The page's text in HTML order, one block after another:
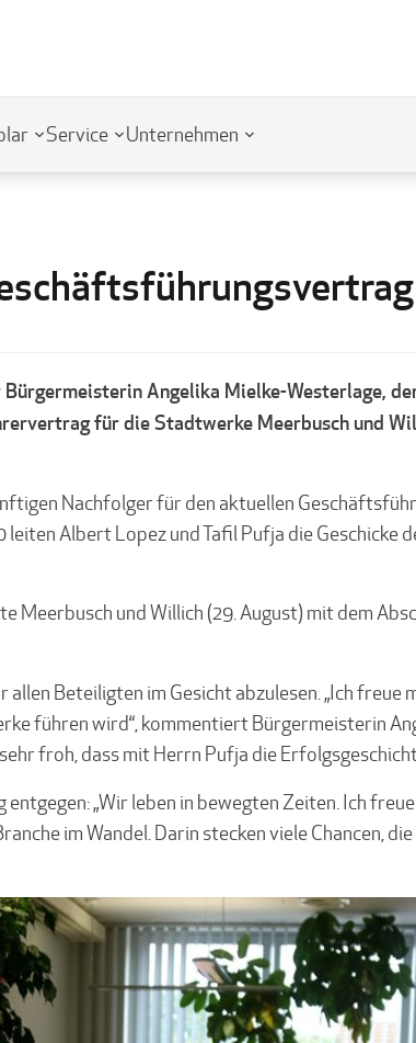
Service Unternehmen
Angelika Mielke-Westerlage,
für die Stadtwerke Meerbusch und
Nachfolger für den aktuellen
Albert Lopez und Tafil Pufja die Geschicke
und Willich (29. August) mit dem
Beteiligten im Gesicht abzulesen. „Ich
führen wird“, kommentiert Bürgermeisterin
froh, dass mit Herrn Pufja die
„Wir leben in bewegten Zeiten. Ich
im Wandel. Darin stecken viele Chancen,